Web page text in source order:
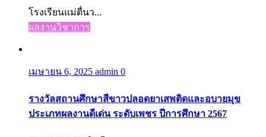
โรงเรียนแม่ตื่นว...
ผลงานวิชาการ
เมษายน 6, 2025 admin 0
รางวัลสถานศึกษาสีขาวปลอดยาเสพติดและอบายมุข
ประเภทผลงานดีเด่น ระดับเพชร ปีการศึกษา 2567